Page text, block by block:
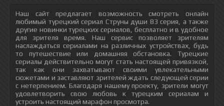
Наш сайт предлагает возможность смотреть онлайн
любимый турецкий сериал Струны души 83 серия, а также
другие новинки турецких сериалов, бесплатно и в удобное
для зрителя время. Наш сервис позволяет зрителям
наслаждаться сериалами на различных устройствах, будь
то путешествие или домашняя обстановка. Турецкие
сериалы действительно могут стать настоящей привязкой,
так как они захватывают своими увлекательными
сюжетами и заставляют зрителей ждать следующей серии
с нетерпением. Благодаря нашему проекту, зрители могут
удовлетворить свою любовь к турецким сериалам и
устроить настоящий марафон просмотра.